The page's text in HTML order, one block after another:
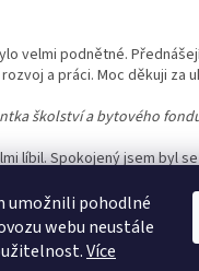
umožnili pohodlné
webu neustále
Více
velmi podnětné.
a práci.Moc děkuji za
školství a bytového
líbil. Spokojený jsem byl
Příjemným překvapením
město Brumov-Bylnice